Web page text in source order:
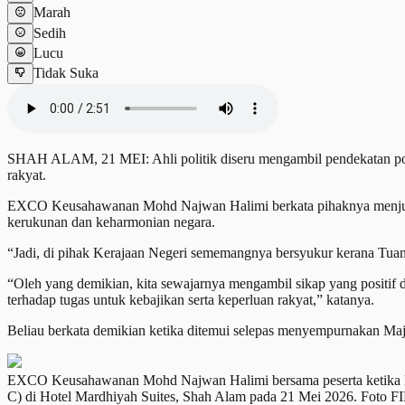
Marah
Sedih
Lucu
Tidak Suka
SHAH ALAM, 21 MEI: Ahli politik diseru mengambil pendekatan
rakyat.
EXCO Keusahawanan Mohd Najwan Halimi berkata pihaknya
kerukunan dan keharmonian negara.
“Jadi, di pihak Kerajaan Negeri sememangnya bersyukur kerana
“Oleh yang demikian, kita sewajarnya mengambil sikap yang positif
terhadap tugas untuk kebajikan serta keperluan rakyat,” katanya.
Beliau berkata demikian ketika ditemui selepas menyempurnakan
EXCO Keusahawanan Mohd Najwan Halimi bersama peserta
C) di Hotel Mardhiyah Suites, Shah Alam pada 21 Mei 2026.